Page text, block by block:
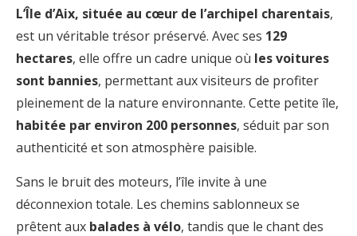
L’Île d’Aix, située au cœur de l’archipel charentais,
est un véritable trésor préservé. Avec ses 129
hectares, elle offre un cadre unique où les voitures
sont bannies, permettant aux visiteurs de profiter
pleinement de la nature environnante. Cette petite île,
habitée par environ 200 personnes, séduit par son
authenticité et son atmosphère paisible.
Sans le bruit des moteurs, l’île invite à une
déconnexion totale. Les chemins sablonneux se
prêtent aux balades à vélo, tandis que le chant des